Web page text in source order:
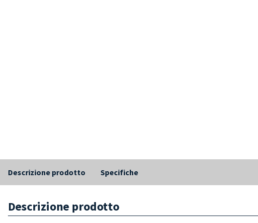
Descrizione prodotto Specifiche
Descrizione prodotto